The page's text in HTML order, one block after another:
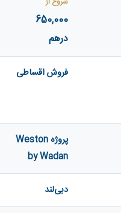
650,000
درهم
فروش اقساطی
پروژه Weston
by Wadan
دبی‌لند